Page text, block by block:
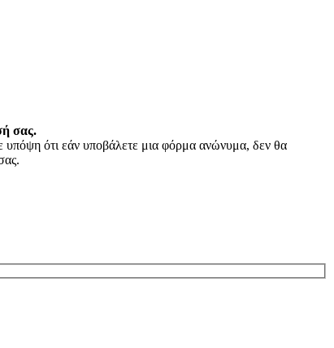
σας.
υπόψη ότι εάν υποβάλετε μια φόρμα ανώνυμα, δεν θα